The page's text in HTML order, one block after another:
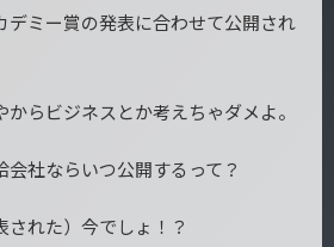
デミー賞の発表に合わせて公開され
らビジネスとか考えちゃダメよ。
会社ならいつ公開するって？
された）今でしょ！？